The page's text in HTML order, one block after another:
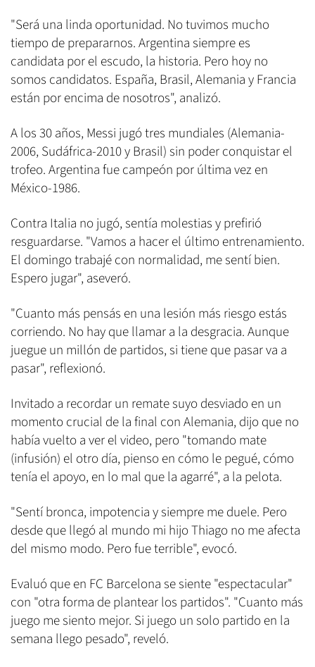
"Será una linda oportunidad. No tuvimos mucho
tiempo de prepararnos. Argentina siempre es
candidata por el escudo, la historia. Pero hoy no
somos candidatos. España, Brasil, Alemania y Francia
están por encima de nosotros", analizó.
A los 30 años, Messi jugó tres mundiales (Alemania-
2006, Sudáfrica-2010 y Brasil) sin poder conquistar el
trofeo. Argentina fue campeón por última vez en
México-1986.
Contra Italia no jugó, sentía molestias y prefirió
resguardarse. "Vamos a hacer el último entrenamiento.
El domingo trabajé con normalidad, me sentí bien.
Espero jugar", aseveró.
"Cuanto más pensás en una lesión más riesgo estás
corriendo. No hay que llamar a la desgracia. Aunque
juegue un millón de partidos, si tiene que pasar va a
pasar", reflexionó.
Invitado a recordar un remate suyo desviado en un
momento crucial de la final con Alemania, dijo que no
había vuelto a ver el video, pero "tomando mate
(infusión) el otro día, pienso en cómo le pegué, cómo
tenía el apoyo, en lo mal que la agarré", a la pelota.
"Sentí bronca, impotencia y siempre me duele. Pero
desde que llegó al mundo mi hijo Thiago no me afecta
del mismo modo. Pero fue terrible", evocó.
Evaluó que en FC Barcelona se siente "espectacular"
con "otra forma de plantear los partidos". "Cuanto más
juego me siento mejor. Si juego un solo partido en la
semana llego pesado", reveló.